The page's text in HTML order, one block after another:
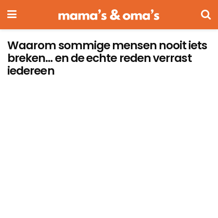
Waarom sommige mensen nooit iets
breken… en de echte reden verrast
iedereen